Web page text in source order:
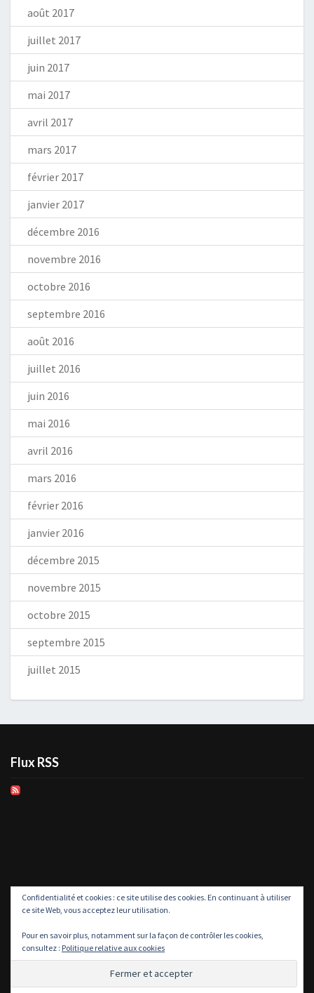
août 2017
juillet 2017
juin 2017
mai 2017
avril 2017
mars 2017
février 2017
janvier 2017
décembre 2016
novembre 2016
octobre 2016
septembre 2016
août 2016
juillet 2016
juin 2016
mai 2016
avril 2016
mars 2016
février 2016
janvier 2016
décembre 2015
novembre 2015
octobre 2015
septembre 2015
juillet 2015
Flux RSS
Confidentialité et cookies : ce site utilise des cookies. En continuant à utiliser
ce site Web, vous acceptez leur utilisation.
Pour en savoir plus, notamment sur la façon de contrôler les cookies,
consultez : Politique relative aux cookies